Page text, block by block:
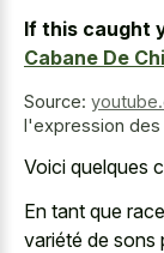
If this caught
Cabane De
Source:
l'expression
Voici quelques
En tant que
variété de sons